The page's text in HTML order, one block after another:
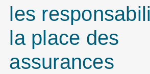
les
la place des
assurances